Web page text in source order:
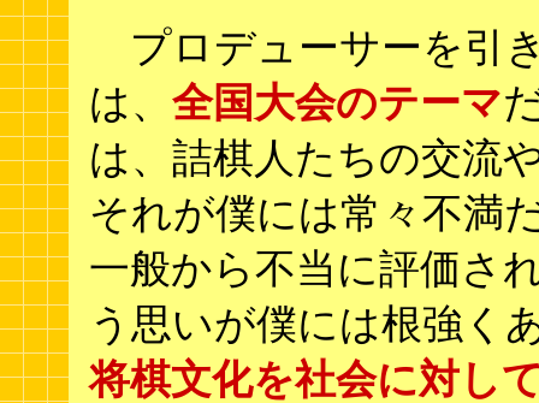
プロデューサーを引
は、 全国大会のテーマ
は、詰棋人たちの交流
それが僕には常々不満
一般から不当に評価さ
う思いが僕には根強く
将棋文化を社会に対し